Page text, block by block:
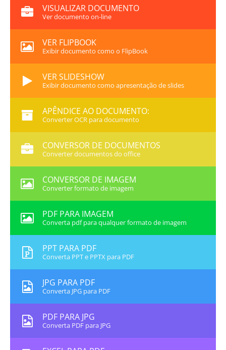
VISUALIZAR DOCUMENTO
Ver documento on-line
VER FLIPBOOK
Exibir documento como o FlipBook
VER SLIDESHOW
Exibir documento como apresentação de slides
APÊNDICE AO DOCUMENTO:
Converter OCR para documento
CONVERSOR DE DOCUMENTOS
Converter documentos do office
CONVERSOR DE IMAGEM
Converter formato de imagem
PDF PARA IMAGEM
Converta pdf para qualquer formato de imagem
PPT PARA PDF
Converta PPT e PPTX para PDF
JPG PARA PDF
Converta JPG para PDF
PDF PARA JPG
Converta PDF para JPG